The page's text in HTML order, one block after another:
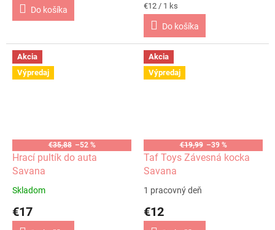
Do košíka
Jednotková
cena:
€12 / 1 ks
Do košíka
Akcia
Výpredaj
€35,88 –52 %
Hrací pultík do auta
Savana
Skladom
€17
Akcia
Výpredaj
€19,99 –39 %
Taf Toys Závesná kocka
Savana
1 pracovný deň
€12